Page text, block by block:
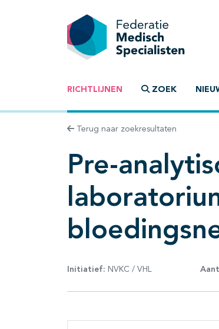
RICHTLIJNEN ZOEK
Terug naar zoekresultaten
Pre-
Initiatief: NVKC / VHL